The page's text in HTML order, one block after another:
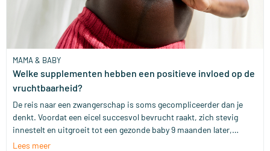
MAMA & BABY
Welke supplementen hebben een positieve invloed op de
vruchtbaarheid?
De reis naar een zwangerschap is soms gecompliceerder dan je
denkt. Voordat een eicel succesvol bevrucht raakt, zich stevig
innestelt en uitgroeit tot een gezonde baby 9 maanden later,
moeten alle omstandigheden optimaal zijn. Vaak wordt ten
Lees meer